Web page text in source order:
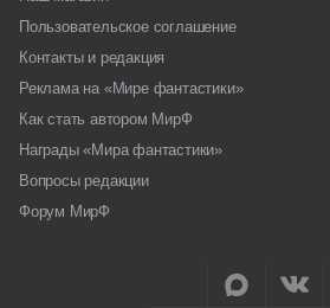
Пользовательское соглашение
Контакты и редакция
Реклама на «Мире фантастики»
Как стать автором МирФ
Награды «Мира фантастики»
Вопросы редакции
Форум МирФ